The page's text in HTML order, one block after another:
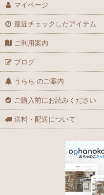
マイページ
最近チェックしたアイテム
ご利用案内
ブログ
うらら のご案内
ご購入前にお読みください
送料・配送について